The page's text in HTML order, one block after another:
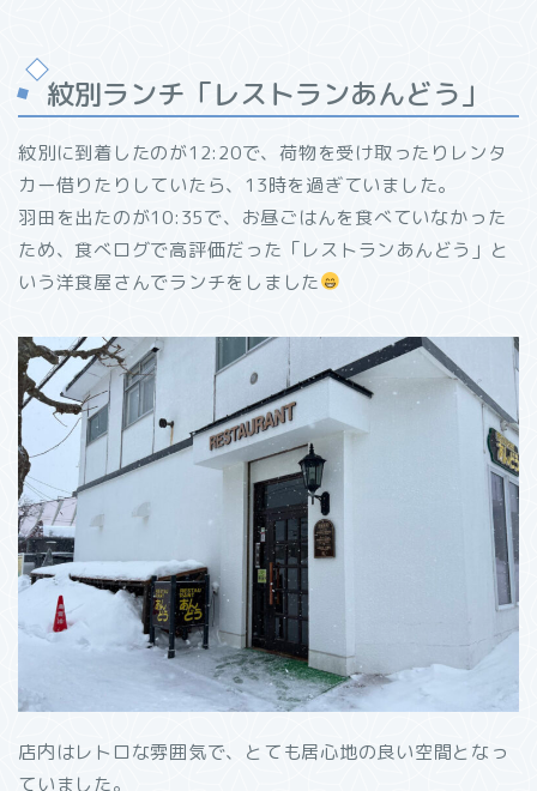
紋別ランチ「レストランあんどう」
紋別に到着したのが12:20で、荷物を受け取ったりレンタ
カー借りたりしていたら、13時を過ぎていました。
羽田を出たのが10:35で、お昼ごはんを食べていなかった
ため、食べログで高評価だった「レストランあんどう」と
いう洋食屋さんでランチをしました
店内はレトロな雰囲気で、とても居心地の良い空間となっ
ていました。